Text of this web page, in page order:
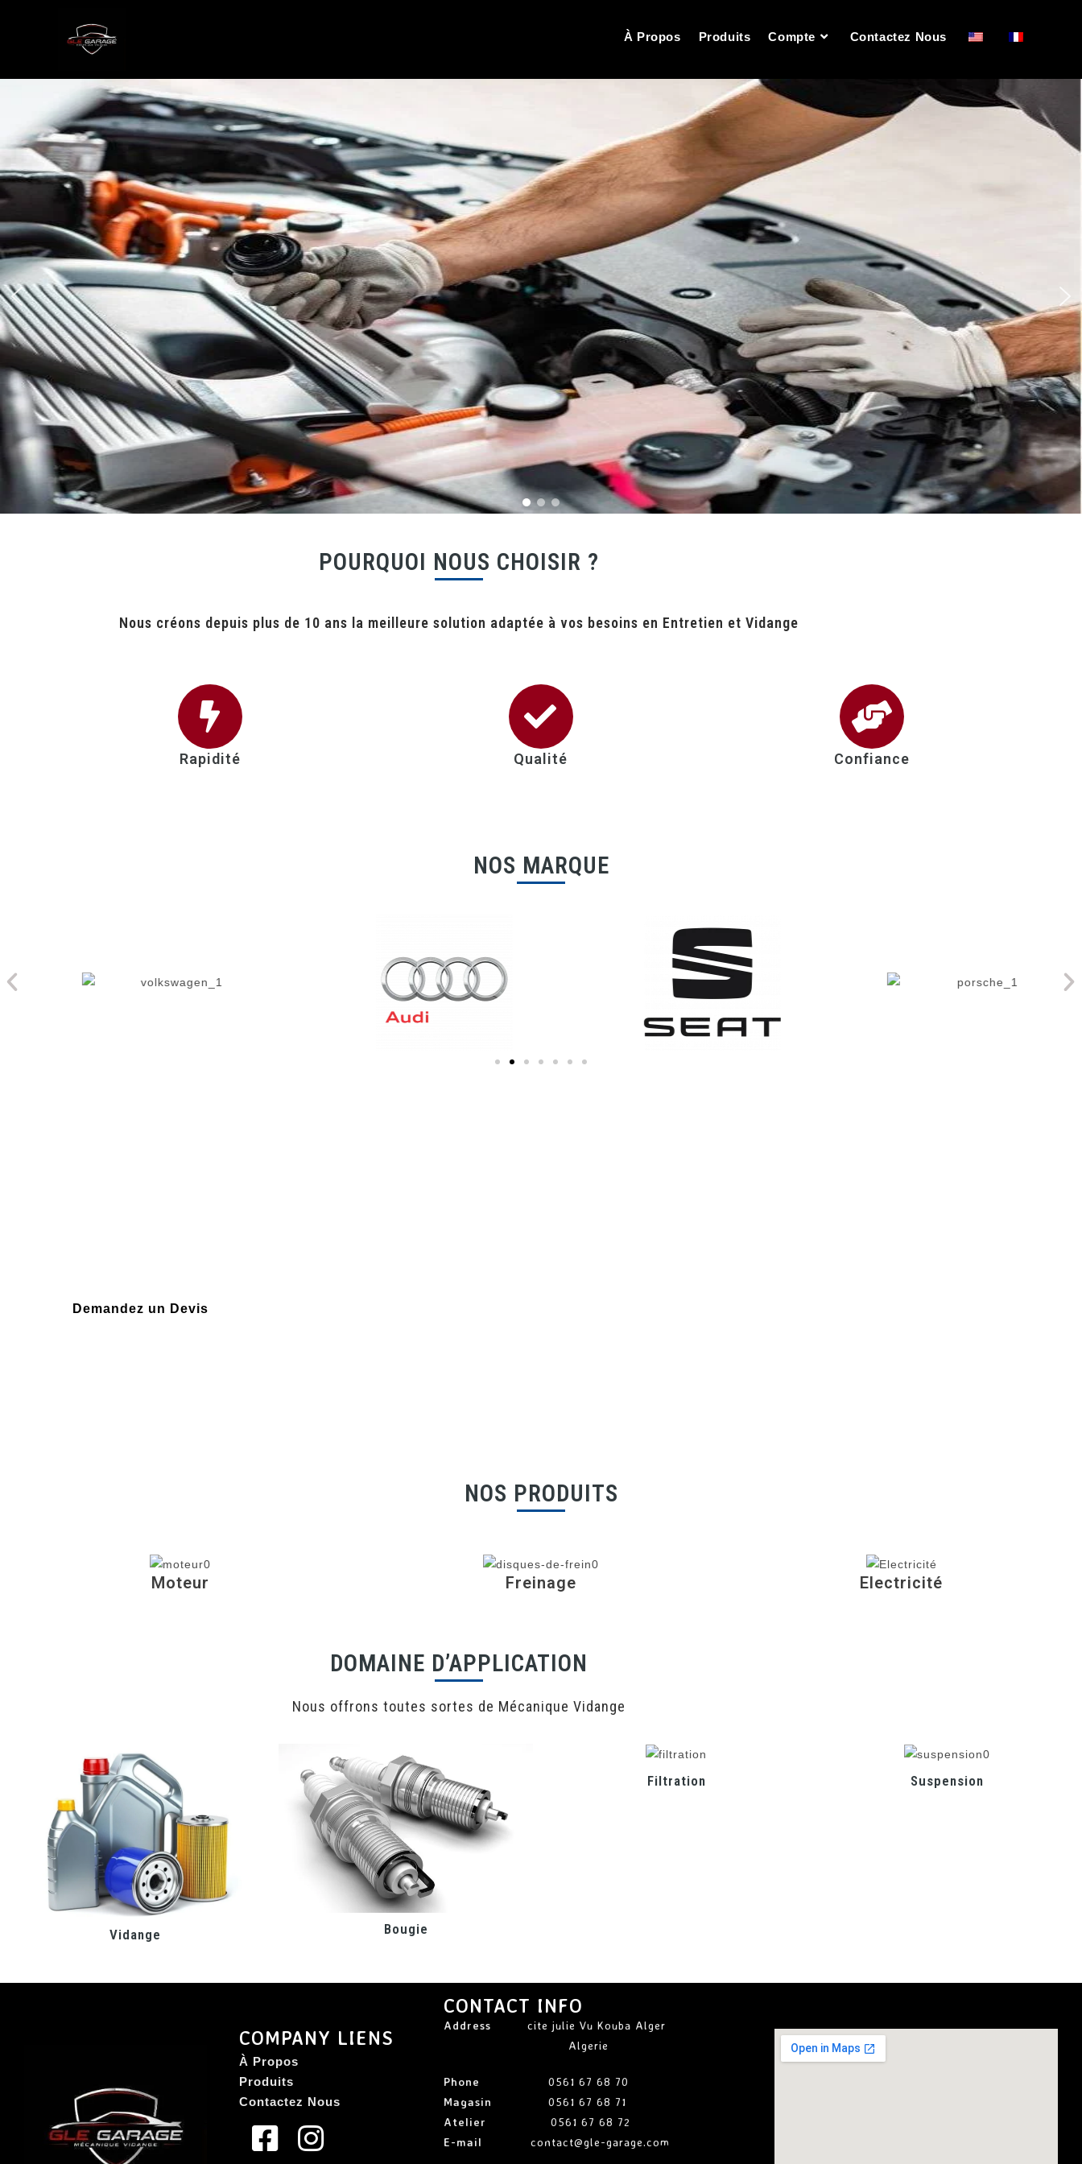
À Propos Produits Compte Contactez Nous
POURQUOI NOUS CHOISIR ?
Nous créons depuis plus de 10 ans la meilleure solution adaptée à vos besoins en Entretien et Vidange
Rapidité Qualité Confiance
NOS MARQUE
Demandez un Devis
NOS PRODUITS
Moteur Freinage Electricité
DOMAINE D’APPLICATION
Nous offrons toutes sortes de Mécanique Vidange
Vidange Bougie
Filtration Suspension
COMPANY LIENS
À Propos
Produits
Contactez Nous
CONTACT INFO
Address cite julie Vu Kouba Alger
Algerie
Phone
0561 67 68 70
Magasin
0561 67 68 71
Atelier
0561 67 68 72
E-mail
contact@gle-garage.com